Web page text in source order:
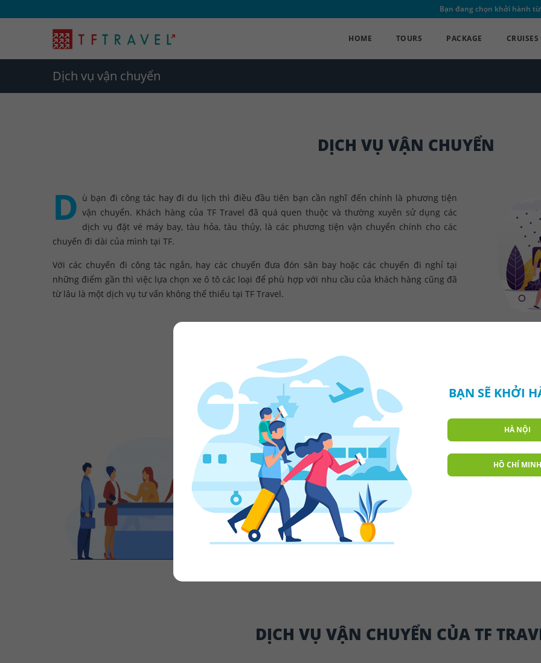
Bạn đang chọn khởi hành từ
HOME TOURS PACKAGE CRUISES
Dịch vụ vận chuyển
DỊCH VỤ VẬN CHUYỂN
D ù bạn đi công tác hay đi du lịch thì điều đầu tiên bạn cần nghĩ đến chính là phương tiện
vận chuyển. Khách hàng của TF Travel đã quá quen thuộc và thường xuyên sử dụng các
dịch vụ đặt vé máy bay, tàu hỏa, tàu thủy, là các phương tiện vận chuyển chính cho các
chuyến đi dài của mình tại TF.
Với các chuyến đi công tác ngắn, hay các chuyến đưa đón sân bay hoặc các chuyến đi nghỉ tại
những điểm gần thì việc lựa chọn xe ô tô các loại để phù hợp với nhu cầu của khách hàng cũng đã
từ lâu là một dịch vụ tư vấn không thể thiếu tại TF Travel.
VỀ TF TRAVEL
C ông ty TNHH Tiên Phong (TF Travel)
không quốc tế đang hoạt động tại Việt
Thế mạnh của TF TRAVEL là tư vấn và
tượng khách hàng và theo mục đích của
Sau hơn 25 năm hoạt động, điều khiến TF
gắn bó từ những ngày đầu thành lập cho
mà khách hàng dành cho TF TRAVEL.
DỊCH VỤ VẬN CHUYỂN CỦA TF
BẠN SẼ KHỞI
HÀ NỘI
HỒ CHÍ MINH